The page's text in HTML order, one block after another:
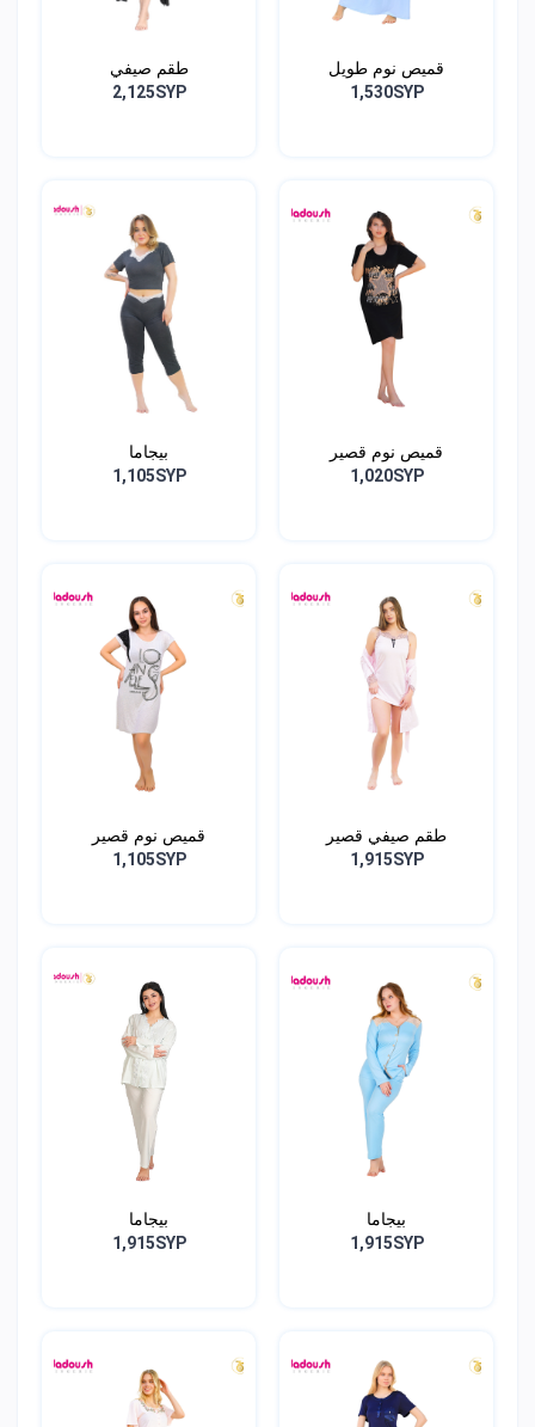
قميص نوم طويل
1,530SYP
طقم صيفي
2,125SYP
قميص نوم قصير
1,020SYP
بيجاما
1,105SYP
طقم صيفي قصير
1,915SYP
قميص نوم قصير
1,105SYP
بيجاما
1,915SYP
بيجاما
1,915SYP